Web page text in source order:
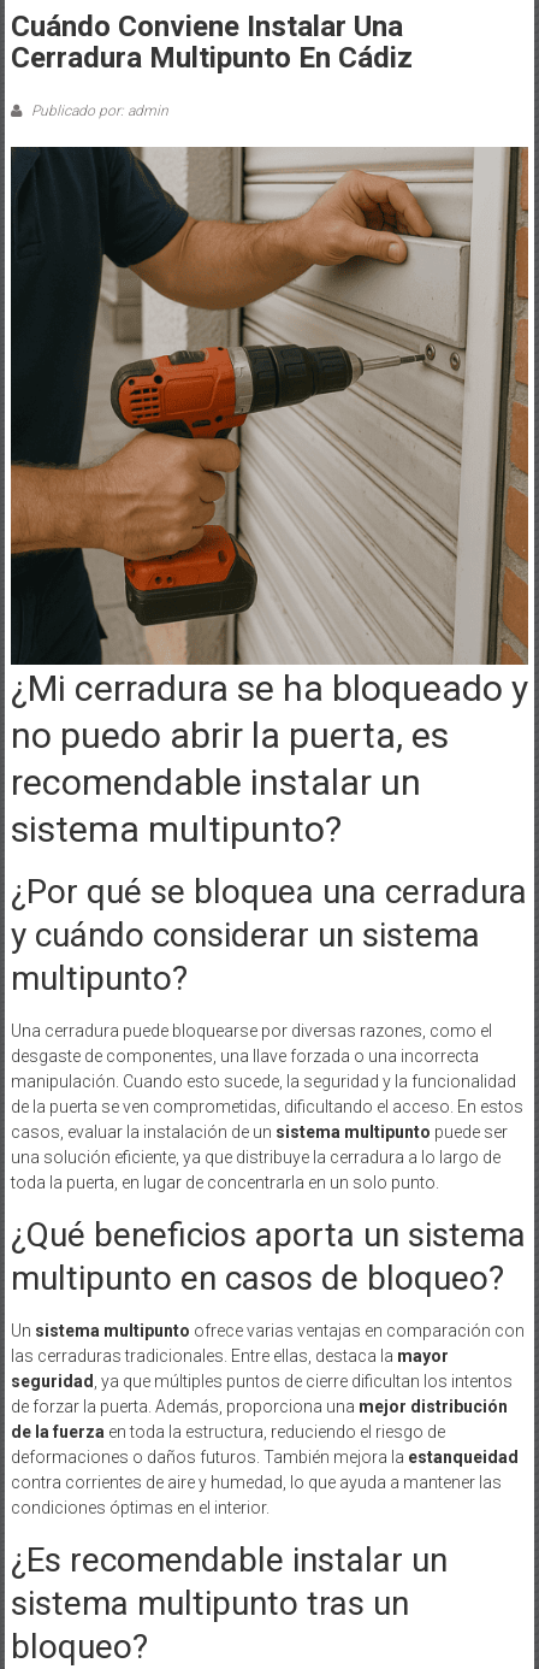
Cuándo Conviene Instalar Una
Cerradura Multipunto En Cádiz
Publicado por: admin
¿Mi cerradura se ha bloqueado y
no puedo abrir la puerta, es
recomendable instalar un
sistema multipunto?
¿Por qué se bloquea una cerradura
y cuándo considerar un sistema
multipunto?
Una cerradura puede bloquearse por diversas razones, como el
desgaste de componentes, una llave forzada o una incorrecta
manipulación. Cuando esto sucede, la seguridad y la funcionalidad
de la puerta se ven comprometidas, dificultando el acceso. En estos
casos, evaluar la instalación de un sistema multipunto puede ser
una solución eficiente, ya que distribuye la cerradura a lo largo de
toda la puerta, en lugar de concentrarla en un solo punto.
¿Qué beneficios aporta un sistema
multipunto en casos de bloqueo?
Un sistema multipunto ofrece varias ventajas en comparación con
las cerraduras tradicionales. Entre ellas, destaca la mayor
seguridad, ya que múltiples puntos de cierre dificultan los intentos
de forzar la puerta. Además, proporciona una mejor distribución
de la fuerzaen toda la estructura, reduciendo el riesgo de
deformaciones o daños futuros. También mejora la estanqueidad
contra corrientes de aire y humedad, lo que ayuda a mantener las
condiciones óptimas en el interior.
¿Es recomendable instalar un
sistema multipunto tras un
bloqueo?